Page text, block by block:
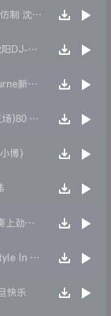
【会员串烧】DJHeiDSai（黑大帅）仿制 沈阳 夜未央俱乐部 2015年3月 DJ小春现场
《沈阳人热爱麻头电》DJ小黑专场沈阳DJ-DMing大铭
【沈风串烧】DJ大宝-全中文Melbourne新弹跳一飞冲天重低音上劲风暴MUSIC慢摇大碟
【沈风串烧】商业年代沈阳迪吧(第三场)80 90青春年代疯狂Disco时间Dj小昊Jaeger
博)
DJ亚君-中国沈阳风中文专场大狠节奏上劲风暴Melbourne慢摇大碟
阿楽Cool1e - 夏日风情ΛLΞEr.R Style In The Summer
快乐